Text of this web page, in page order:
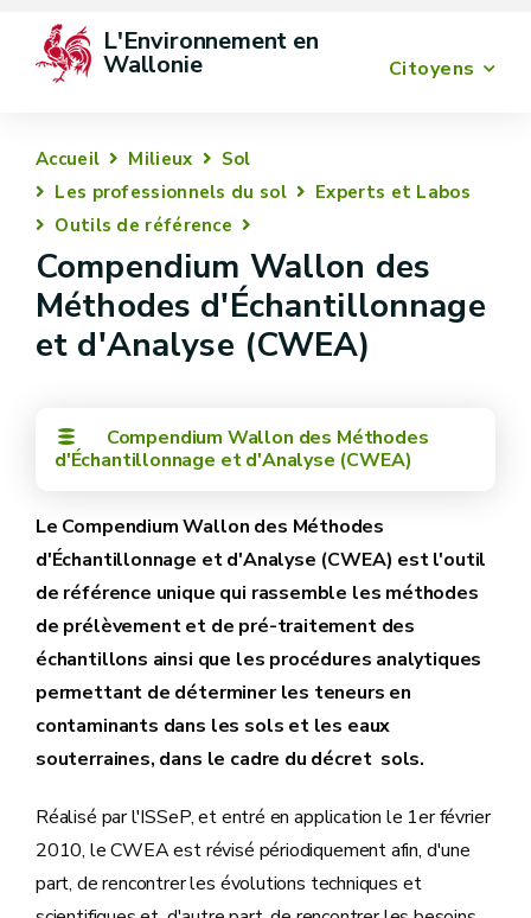
Citoyens
L'Environnement en
Wallonie
Accueil Milieux
Sol
Les professionnels du sol
Experts et Labos
Outils de référence
Compendium Wallon des
Méthodes d'Échantillonnage
et d'Analyse (CWEA)
Compendium Wallon des Méthodes
d'Échantillonnage et d'Analyse (CWEA)
Le Compendium Wallon des Méthodes
d'Échantillonnage et d'Analyse (CWEA) est l'outil
de référence unique qui rassemble les méthodes
de prélèvement et de pré-traitement des
échantillons ainsi que les procédures analytiques
permettant de déterminer les teneurs en
contaminants dans les sols et les eaux
souterraines, dans le cadre du décret sols.
Réalisé par l'ISSeP, et entré en application le 1er février
2010, le CWEA est révisé périodiquement afin, d'une
part, de rencontrer les évolutions techniques et